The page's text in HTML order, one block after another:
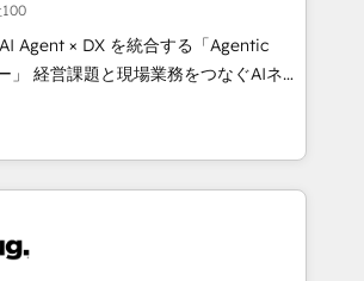
in weeks, with workflows built
not a template. ➤ Migration:
legacy CRM. Zero downtime, full data
process. Sales, marketing, and
➤ AI and Integrations: Layer
rollouts, adoption coaching. Buying
to it, or reviving a stale portal?
Agent × DX を統合する「Agentic
AIネイ
ンシーとして、HubSpot Eliteの実装
を再設計します。 💡 100inc は何
HubSpotを共通基盤に、AIエージェン
客フロント業務（マーケティング・営
シーです。事業部・グループ会社・部